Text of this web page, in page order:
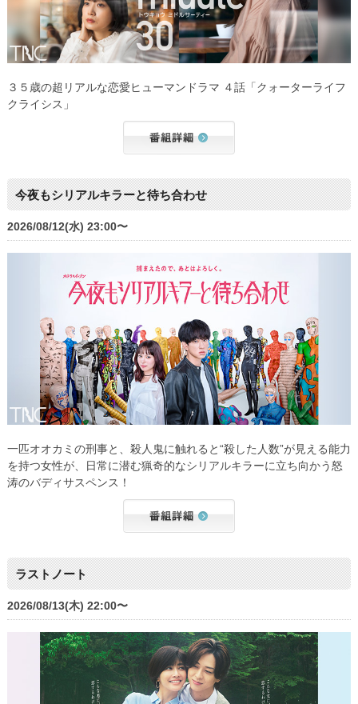
３５歳の超リアルな恋愛ヒューマンドラマ ４話「クォーターライフ
クライシス」
今夜もシリアルキラーと待ち合わせ
2026/08/12(水) 23:00〜
一匹オオカミの刑事と、殺人鬼に触れると“殺した人数”が見える能力
を持つ女性が、日常に潜む猟奇的なシリアルキラーに立ち向かう怒
涛のバディサスペンス！
ラストノート
2026/08/13(木) 22:00〜